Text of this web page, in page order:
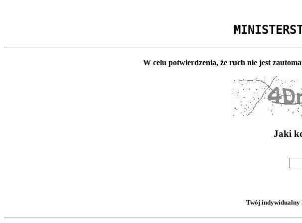
W celu potwierdzenia, że ruch nie jest
Jaki
Twój indywidualny